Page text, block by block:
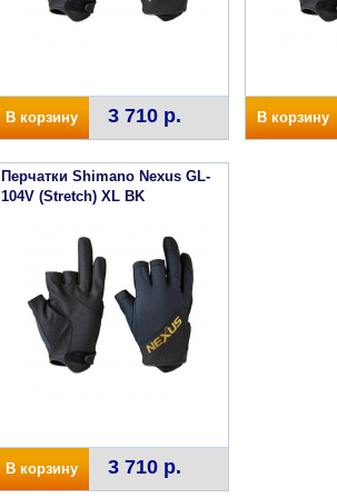
В корзину 3 710 р. В корзину
Перчатки Shimano Nexus GL-
104V (Stretch) XL BK
В корзину 3 710 р.